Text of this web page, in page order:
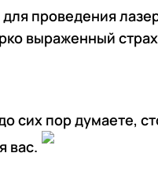
проведения
выраженный
сих пор думаете,
вас.